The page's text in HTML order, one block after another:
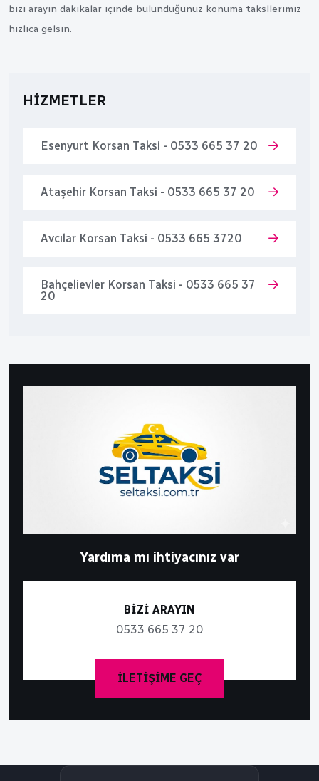
bizi arayın dakikalar içinde bulunduğunuz konuma taksllerimiz
hızlıca gelsin.
HIZMETLER
Esenyurt Korsan Taksi - 0533 665 37 20
Ataşehir Korsan Taksi - 0533 665 37 20
Avcılar Korsan Taksi - 0533 665 3720
Bahçelievler Korsan Taksi - 0533 665 37
20
Yardıma mı ihtiyacınız var
BİZİ ARAYIN
0533 665 37 20
İLETIŞIME GEÇ